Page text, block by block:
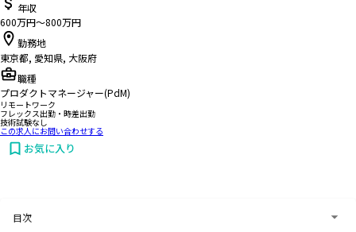
年収
600万円〜800万円
勤務地
東京都, 愛知県, 大阪府
職種
プロダクトマネージャー(PdM)
リモートワーク
フレックス出勤・時差出勤
技術試験なし
この求人にお問い合わせする
お気に入り
目次